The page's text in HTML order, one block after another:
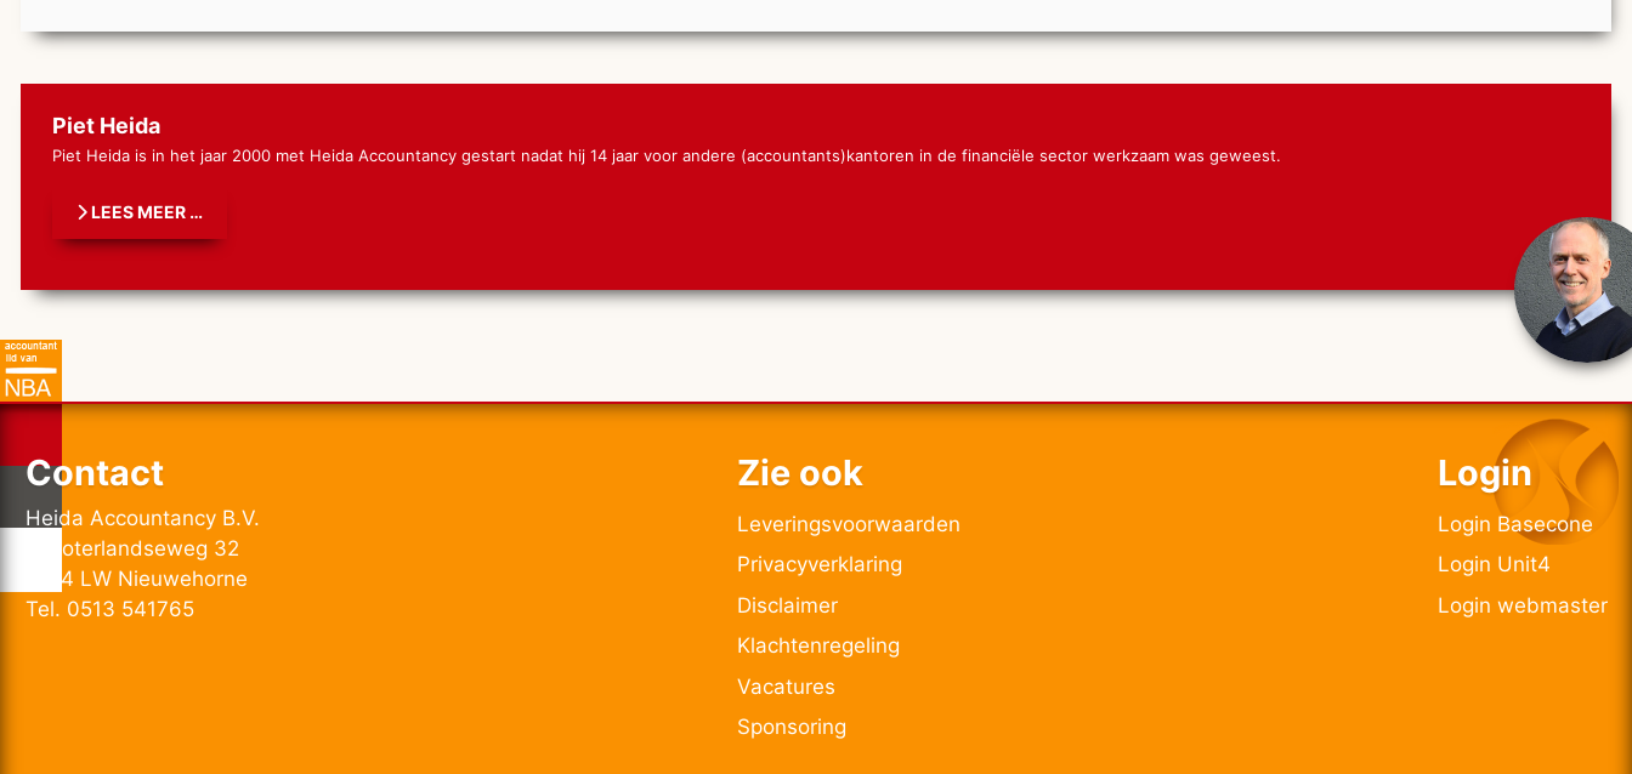
Piet Heida
Piet Heida is in het jaar 2000 met Heida Accountancy gestart nadat hij 14 jaar voor andere (accountants)kantoren in de financiële sector werkzaam was geweest.
LEES MEER …
Contact
Heida Accountancy B.V.
Schoterlandseweg 32
8414 LW Nieuwehorne
Tel. 0513 541765
Zie ook
Leveringsvoorwaarden
Privacyverklaring
Disclaimer
Klachtenregeling
Vacatures
Sponsoring
Login
Login Basecone
Login Unit4
Login webmaster